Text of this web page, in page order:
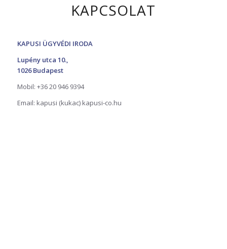
KAPCSOLAT
KAPUSI ÜGYVÉDI IRODA
Lupény utca 10.,
1026 Budapest
Mobil: +36 20 946 9394
Email: kapusi (kukac) kapusi-co.hu